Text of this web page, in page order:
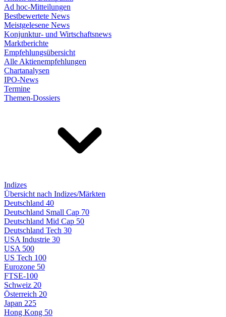
Ad hoc-Mitteilungen
Bestbewertete News
Meistgelesene News
Konjunktur- und Wirtschaftsnews
Marktberichte
Empfehlungsübersicht
Alle Aktienempfehlungen
Chartanalysen
IPO-News
Termine
Themen-Dossiers
Indizes
Übersicht nach Indizes/Märkten
Deutschland 40
Deutschland Small Cap 70
Deutschland Mid Cap 50
Deutschland Tech 30
USA Industrie 30
USA 500
US Tech 100
Eurozone 50
FTSE-100
Schweiz 20
Österreich 20
Japan 225
Hong Kong 50